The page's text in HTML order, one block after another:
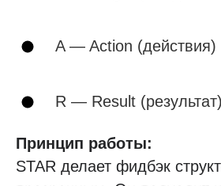
A — Action (действия)
R — Result (результат)
Принцип работы:
STAR делает фидбэк